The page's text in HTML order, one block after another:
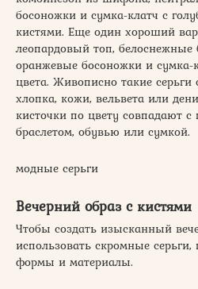
босоножки и сумка-клатч с
кистями. Еще один хороший
леопардовый топ,
оранжевые босоножки и сумка-
цвета. Живописно такие
хлопка, кожи, вельвета или
кисточки по цвету совпадают с
браслетом, обувью или сумкой.
модные серьги
Вечерний образ с кистями
Чтобы создать изысканный
использовать скромные
формы и материалы.